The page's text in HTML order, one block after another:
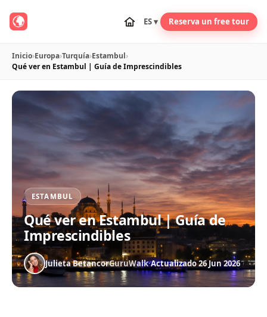
ES ▾ Reserva un free tour
Inicio›Europa›Turquía›Estambul›
Qué ver en Estambul | Guía de Imprescindibles
ESTAMBUL
Qué ver en Estambul | Guía de
Imprescindibles
Julieta BetancorGuruWalk·Actualizado 26 Jun 2026